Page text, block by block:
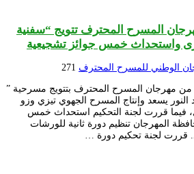
17 من مهرجان المسرح المحترف تتويج “سفنية
واستحداث خمس جوائز تشجيعية
الوطني للمسرح المحترف 271
أسدل الستار على الدورة17 من مهرجان المسرح المحترف بتتويج مسرحية ”
النور يسعد وإنتاج المسرح الجهوي تيزي وزو
فيما قررت لجنة التحكيم استحداث خمس
المهرجان تنظيم دورة ثانية للورشات
قررت لجنة تحكيم دورة …